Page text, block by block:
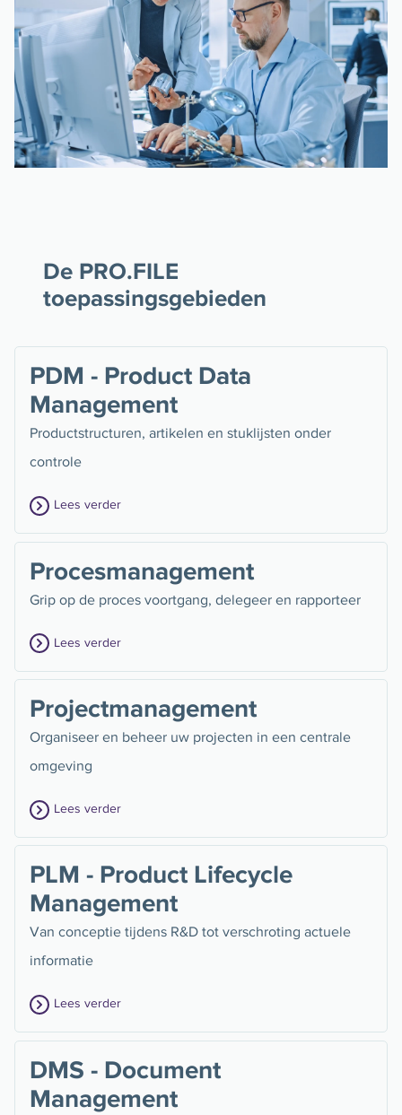
De PRO.FILE
toepassingsgebieden
PDM - Product Data
Management
Productstructuren, artikelen en stuklijsten onder
controle
Lees verder
Procesmanagement
Grip op de proces voortgang, delegeer en rapporteer
Lees verder
Projectmanagement
Organiseer en beheer uw projecten in een centrale
omgeving
Lees verder
PLM - Product Lifecycle
Management
Van conceptie tijdens R&D tot verschroting actuele
informatie
Lees verder
DMS - Document
Management